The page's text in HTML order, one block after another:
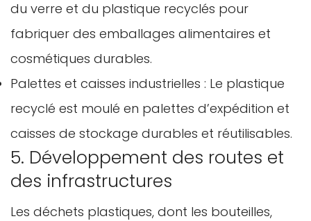
du verre et du plastique recyclés pour
fabriquer des emballages alimentaires et
cosmétiques durables.
Palettes et caisses industrielles : Le plastique
recyclé est moulé en palettes d’expédition et
caisses de stockage durables et réutilisables.
5. Développement des routes et
des infrastructures
Les déchets plastiques, dont les bouteilles,